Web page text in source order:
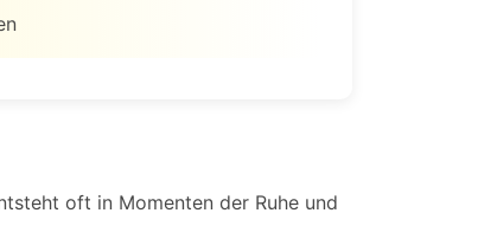
oft in Momenten der Ruhe und